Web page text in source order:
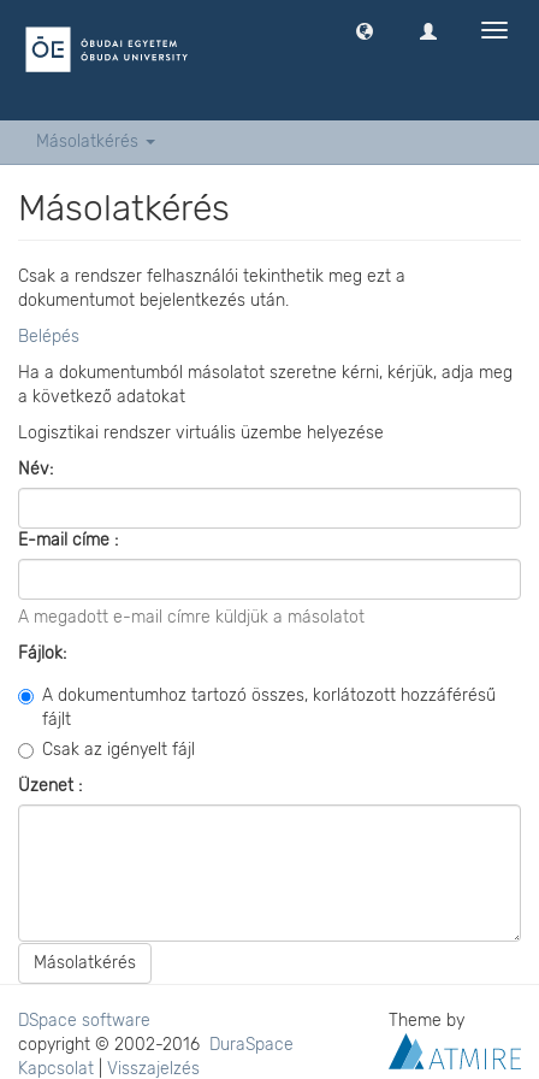
Másolatkérés
Másolatkérés
Csak a rendszer felhasználói tekinthetik meg ezt a
dokumentumot bejelentkezés után.
Belépés
Ha a dokumentumból másolatot szeretne kérni, kérjük, adja meg
a következő adatokat
Logisztikai rendszer virtuális üzembe helyezése
Név:
E-mail címe :
A megadott e-mail címre küldjük a másolatot
Fájlok:
A dokumentumhoz tartozó összes, korlátozott hozzáférésű
fájlt
Csak az igényelt fájl
Üzenet :
Másolatkérés
DSpace software
copyright © 2002-2016 DuraSpace
Kapcsolat
Visszajelzés
Theme by